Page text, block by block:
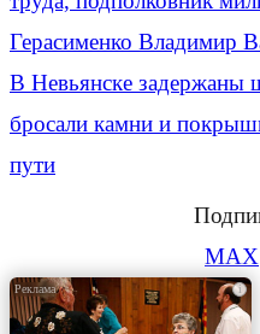
Герасименко Владимир
В Невьянске задержаны
бросали камни и
пути
MAX
i